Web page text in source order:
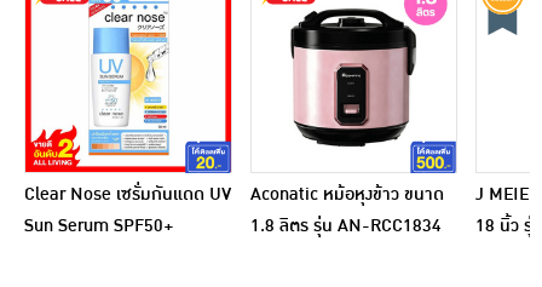
Clear Nose เซรั่มกันแดด UV
Sun Serum SPF50+
Aconatic หม้อหุงข้าว ขนาด
1.8 ลิตร รุ่น AN-RCC1834
J
18 นิ้ว รุ่